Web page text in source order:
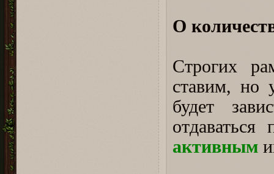
О
Строгих
ставим, но
будет
активным